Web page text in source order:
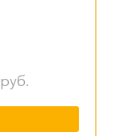
руб.